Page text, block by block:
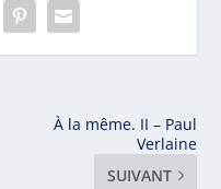
À la même. II – Paul
Verlaine
SUIVANT